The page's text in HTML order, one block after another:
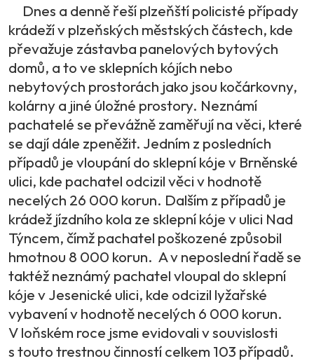
Dnes a denně řeší plzeňští policisté případy
krádeží v plzeňských městských částech, kde
převažuje zástavba panelových bytových
domů, a to ve sklepních kójích nebo
nebytových prostorách jako jsou kočárkovny,
kolárny a jiné úložné prostory. Neznámí
pachatelé se převážně zaměřují na věci, které
se dají dále zpeněžit. Jedním z posledních
případů je vloupání do sklepní kóje v Brněnské
ulici, kde pachatel odcizil věci v hodnotě
necelých 26 000 korun. Dalším z případů je
krádež jízdního kola ze sklepní kóje v ulici Nad
Týncem, čímž pachatel poškozené způsobil
hmotnou 8 000 korun. A v neposlední řadě se
taktéž neznámý pachatel vloupal do sklepní
kóje v Jesenické ulici, kde odcizil lyžařské
vybavení v hodnotě necelých 6 000 korun.
V loňském roce jsme evidovali v souvislosti
s touto trestnou činností celkem 103 případů.